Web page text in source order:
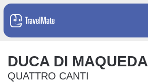
DUCA DI MAQUEDA
QUATTRO CANTI